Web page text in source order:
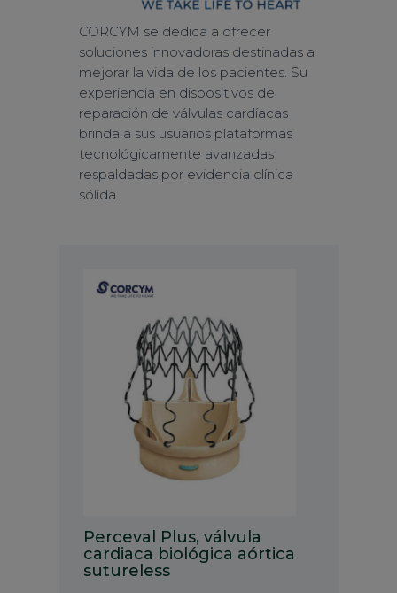
CORCYM se dedica a ofrecer
soluciones innovadoras destinadas a
mejorar la vida de los pacientes. Su
experiencia en dispositivos de
reparación de válvulas cardíacas
brinda a sus usuarios plataformas
tecnológicamente avanzadas
respaldadas por evidencia clínica
sólida.
Perceval Plus, válvula
cardiaca biológica aórtica
sutureless